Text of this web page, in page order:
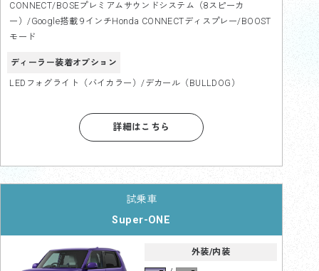
CONNECT/BOSEプレミアムサウンドシステム（8スピーカ
ー）/Google搭載 9インチHonda CONNECTディスプレー/BOOST
モード
ディーラー装着オプション
LEDフォグライト（バイカラー）/デカール（BULLDOG）
詳細はこちら
外装/内装
Super-ONE